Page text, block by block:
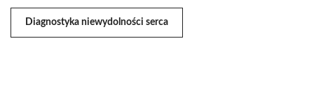
Diagnostyka niewydolności serca